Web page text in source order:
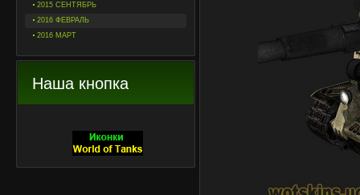
2015 СЕНТЯБРЬ
2016 ФЕВРАЛЬ
2016 МАРТ
Наша кнопка